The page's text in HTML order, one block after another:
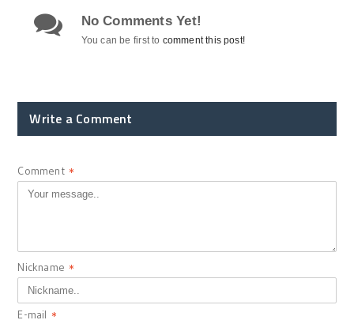
No Comments Yet!
You can be first to comment this post!
Write a Comment
Comment *
Nickname *
E-mail *